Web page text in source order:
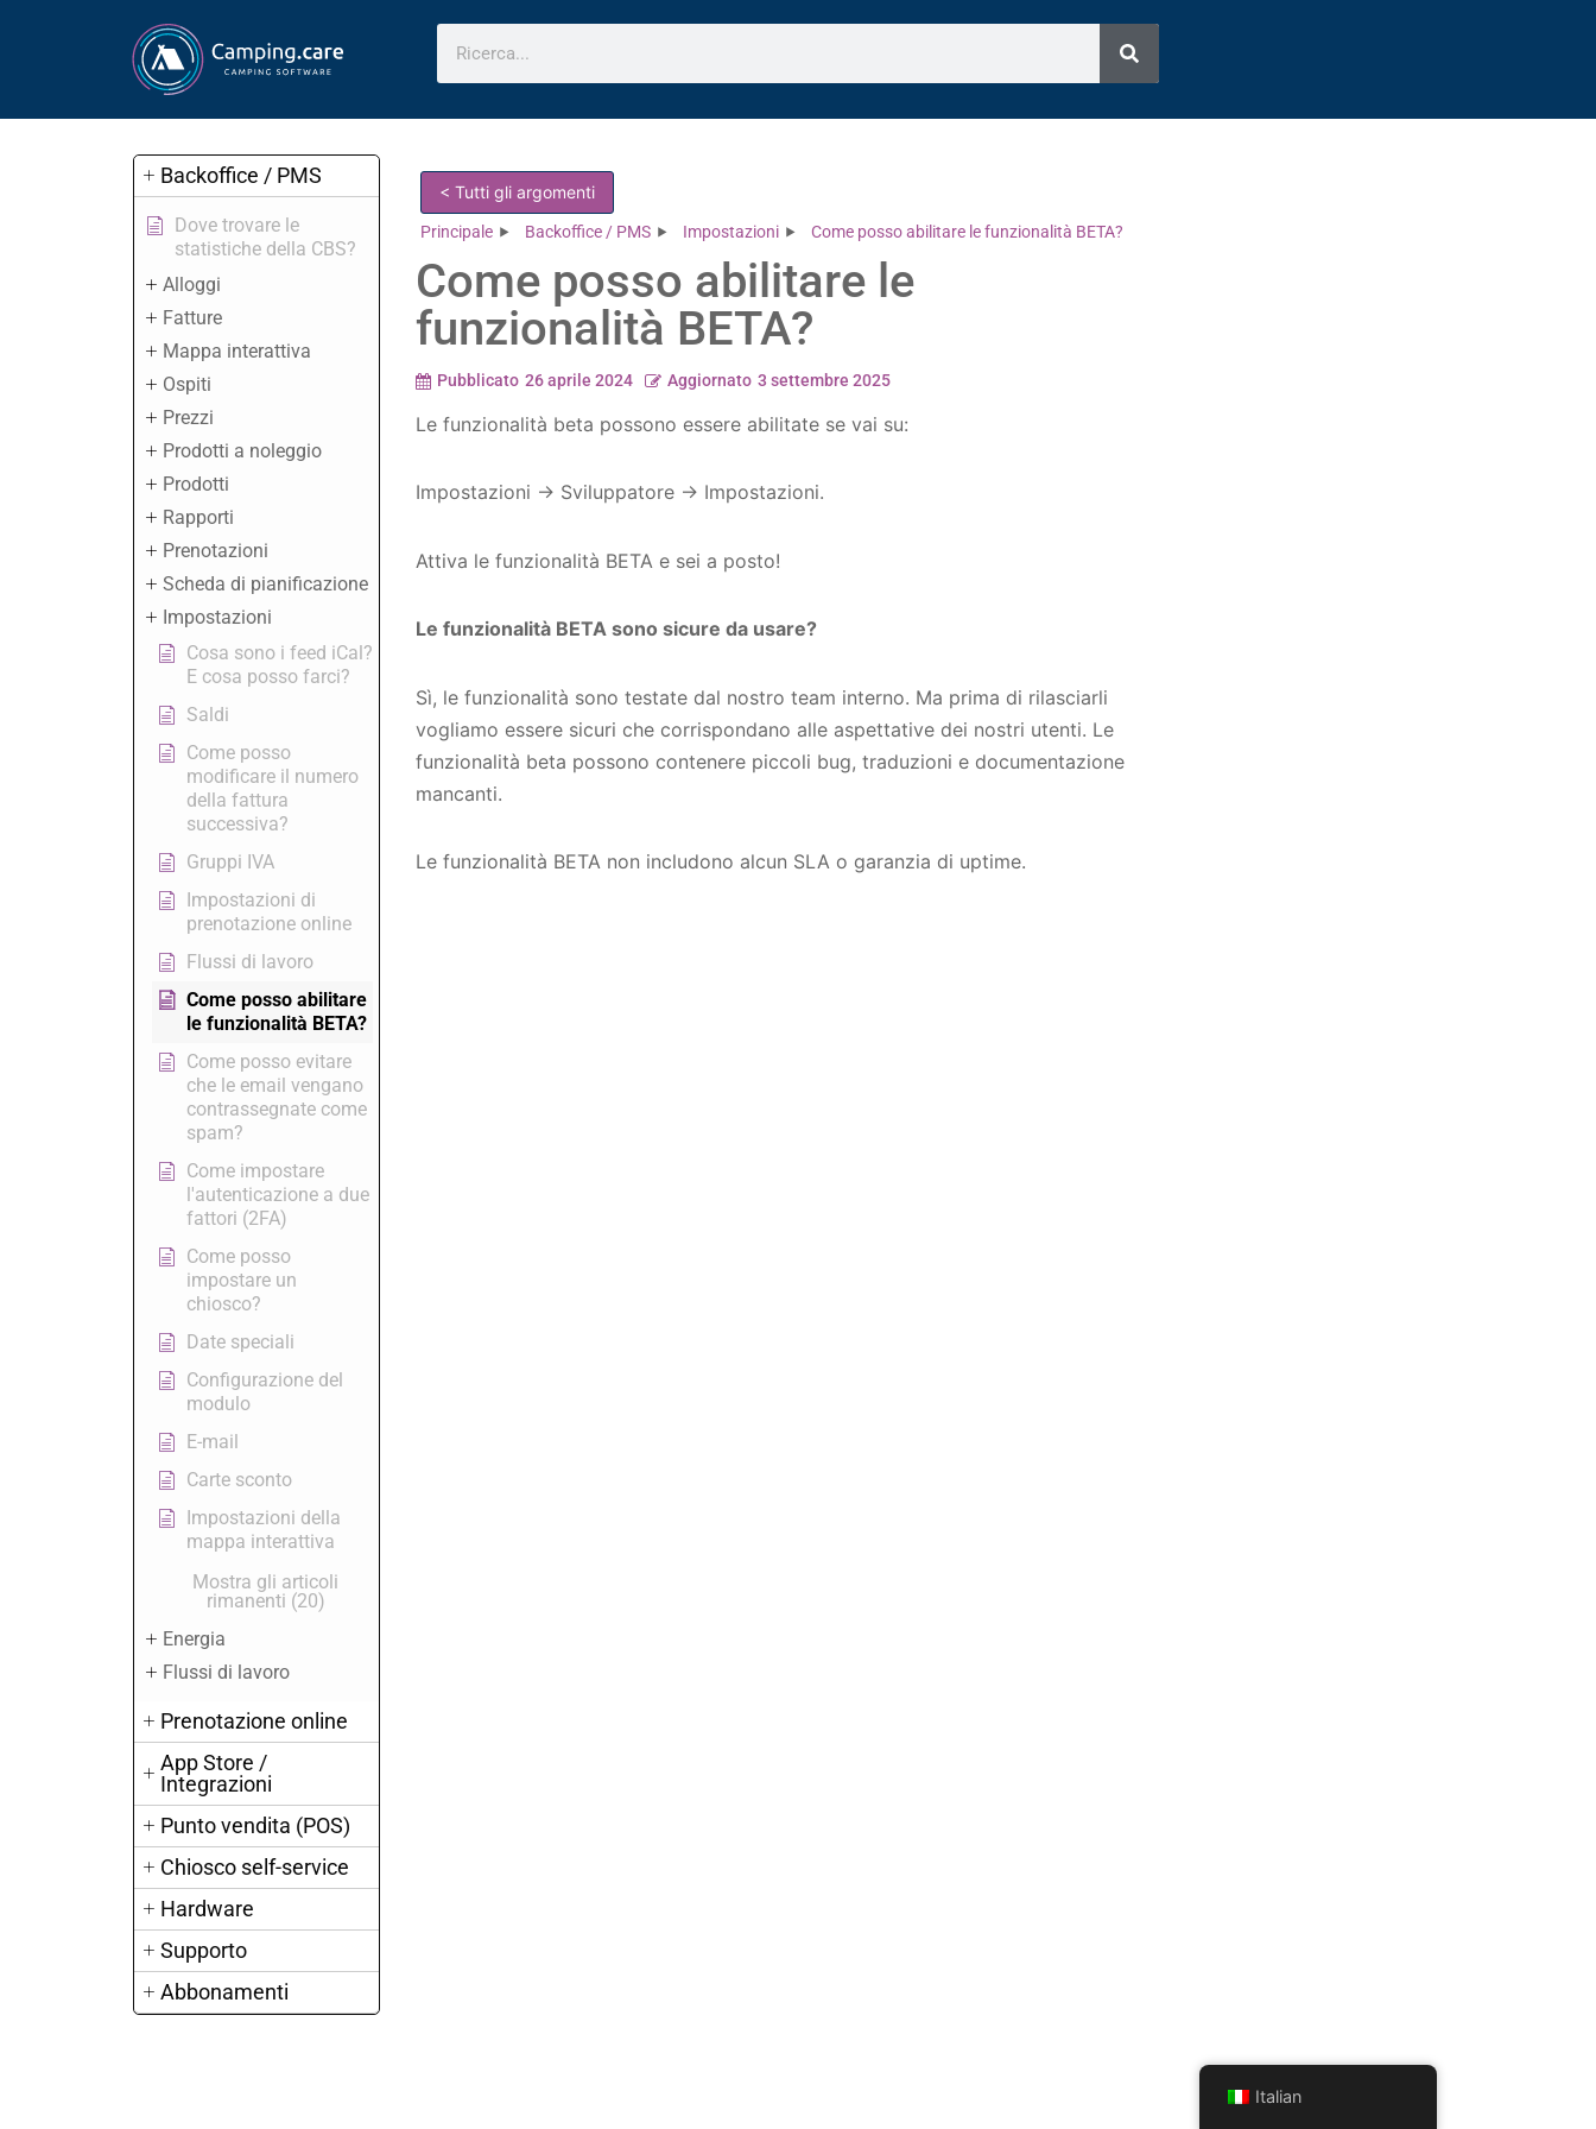
Backoffice / PMS
Dove trovare le
statistiche della CBS?
Alloggi
Fatture
Mappa interattiva
Ospiti
Prezzi
Prodotti a noleggio
Prodotti
Rapporti
Prenotazioni
Scheda di pianificazione
Impostazioni
Cosa sono i feed iCal?
E cosa posso farci?
Saldi
Come posso
modificare il numero
della fattura
successiva?
Gruppi IVA
Impostazioni di
prenotazione online
Flussi di lavoro
Come posso abilitare
le funzionalità BETA?
Come posso evitare
che le email vengano
contrassegnate come
spam?
Come impostare
l'autenticazione a due
fattori (2FA)
Come posso
impostare un
chiosco?
Date speciali
Configurazione del
modulo
E-mail
Carte sconto
Impostazioni della
mappa interattiva
Mostra gli articoli
rimanenti (20)
Energia
Flussi di lavoro
Prenotazione online
App Store /
Integrazioni
Punto vendita (POS)
Chiosco self-service
Hardware
Supporto
Abbonamenti
< Tutti gli argomenti
Principale Backoffice / PMS Impostazioni Come posso abilitare le funzionalità BETA?
Come posso abilitare le
funzionalità BETA?
Pubblicato 26 aprile 2024 Aggiornato 3 settembre 2025
Le funzionalità beta possono essere abilitate se vai su:
Impostazioni -> Sviluppatore -> Impostazioni.
Attiva le funzionalità BETA e sei a posto!
Le funzionalità BETA sono sicure da usare?
Sì, le funzionalità sono testate dal nostro team interno. Ma prima di rilasciarli
vogliamo essere sicuri che corrispondano alle aspettative dei nostri utenti. Le
funzionalità beta possono contenere piccoli bug, traduzioni e documentazione
mancanti.
Le funzionalità BETA non includono alcun SLA o garanzia di uptime.
Italian